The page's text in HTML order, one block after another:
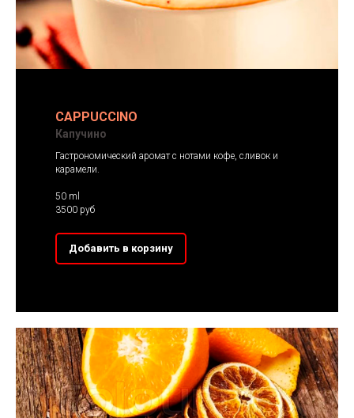
CAPPUCCINO
Капучино
Гастрономический аромат с нотами кофе, сливок и
карамели.
50 ml
3500 руб
Добавить в корзину